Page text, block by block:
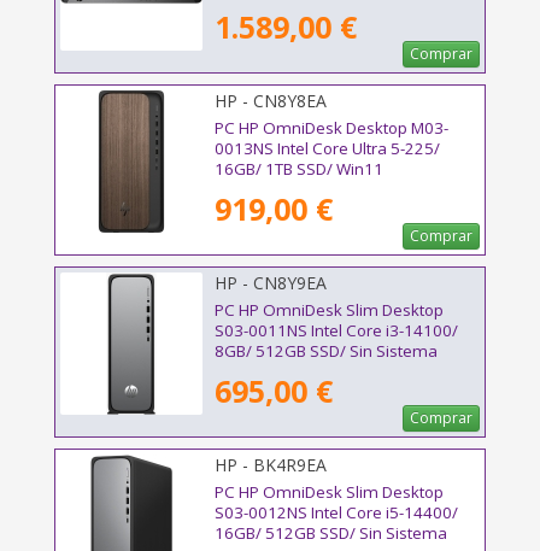
1.589,00 €
Comprar
HP - CN8Y8EA
PC HP OmniDesk Desktop M03-
0013NS Intel Core Ultra 5-225/
16GB/ 1TB SSD/ Win11
919,00 €
Comprar
HP - CN8Y9EA
PC HP OmniDesk Slim Desktop
S03-0011NS Intel Core i3-14100/
8GB/ 512GB SSD/ Sin Sistema
695,00 €
Comprar
HP - BK4R9EA
PC HP OmniDesk Slim Desktop
S03-0012NS Intel Core i5-14400/
16GB/ 512GB SSD/ Sin Sistema